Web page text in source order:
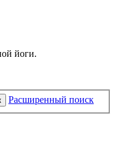
йоги.
Расширенный поиск